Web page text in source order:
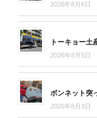
2026年8月6日
トーキョー土
2026年8月5日
ボンネット突
2026年8月3日